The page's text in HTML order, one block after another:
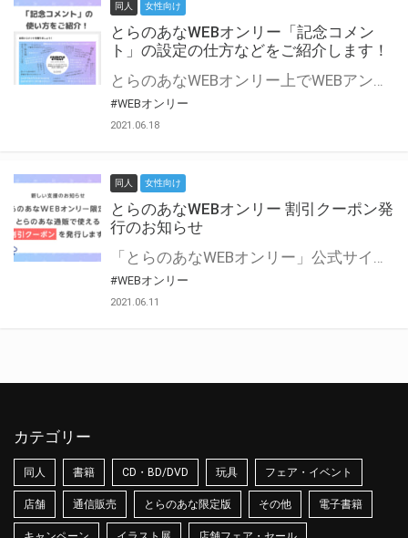
同人 女性向け
とらのあなWEBオンリー「記念コメン
ト」の設定の仕方などをご紹介します！
とらのあなWEBオンリー上でWEBアンソロジーが作成できる「記念コメント」について、その使い方や作成手順を解説します！ 支援タイプを「サークル参加型」「サークル参加型・マルシェ(イベント会場)機能付き」でお申し込みいただいている主催者様はぜひご活用ください♪ とらのあなWEBオンリーサイトはこちら
#WEBオンリー
2021.06.18
同人 女性向け
とらのあなWEBオンリー 割引クーポン発
行のお知らせ
「とらのあなWEBオンリー」公式サイトでとらのあな通販の「割引クーポン」を配布中！ イベントごとに開催当日限定で使える割引クーポンのシリアルコードを発行します。 とらのあなWEBオンリーのページをチェックして、イベント当日にお得にお買い物を楽しみましょう♪ ※本キャンペーンは予告なく終了する場合がございます。 とらのあなWEBオンリーサイトはこちら
#WEBオンリー
2021.06.11
カテゴリー
同人 書籍 CD・BD/DVD 玩具 フェア・イベント
店舗 通信販売 とらのあな限定版 その他 電子書籍